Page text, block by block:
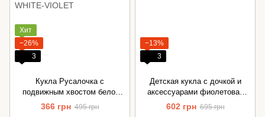
Хит
−26%
3
Кукла Русалочка с
подвижным хвостом бело-
фиолетовая Defa
366 грн 495 грн
−13%
3
Детская кукла с дочкой и
аксессуарами фиолетовая
Defa
602 грн 695 грн